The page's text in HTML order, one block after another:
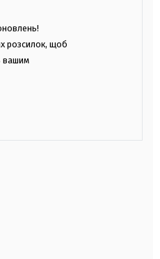
розсилок, щоб
вашим